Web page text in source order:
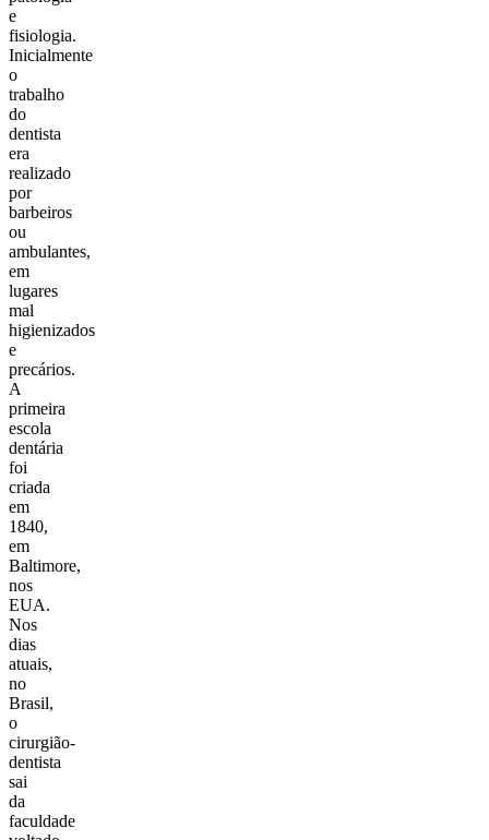
e
fisiologia.
Inicialmente
o
trabalho
do
dentista
era
realizado
por
barbeiros
ou
ambulantes,
em
lugares
mal
higienizados
e
precários.
A
primeira
escola
dentária
foi
criada
em
1840,
em
Baltimore,
nos
EUA.
Nos
dias
atuais,
no
Brasil,
o
cirurgião-
dentista
sai
da
faculdade